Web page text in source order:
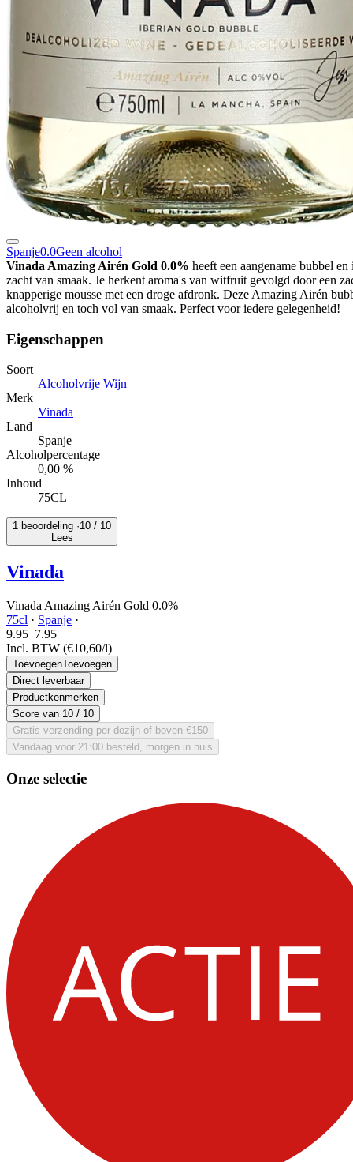
Spanje0.0Geen alcohol
Vinada Amazing Airén Gold 0.0% heeft een aangename bubbel en
zacht van smaak. Je herkent aroma's van witfruit gevolgd door een
knapperige mousse met een droge afdronk. Deze Amazing Airén
alcoholvrij en toch vol van smaak. Perfect voor iedere gelegenheid!
Eigenschappen
Soort
Alcoholvrije Wijn
Merk
Vinada
Land
Spanje
Alcoholpercentage
0,00 %
Inhoud
75CL
1 beoordeling ·10 / 10
Lees
Vinada
Vinada Amazing Airén Gold 0.0%
75cl · Spanje ·
9.95 7.95
Incl. BTW (€10,60/l)
ToevoegenToevoegen
Direct leverbaar
Productkenmerken
Score van 10 / 10
Gratis verzending per dozijn of boven €150
Vandaag voor 21:00 besteld, morgen in huis
Onze selectie